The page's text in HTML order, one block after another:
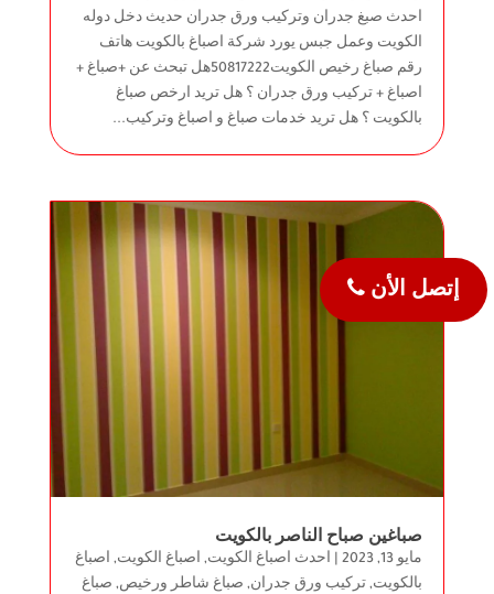
احدث صبغ جدران وتركيب ورق جدران حديث دخل دوله
الكويت وعمل جبس يورد شركة اصباغ بالكويت هاتف
رقم صباغ رخيص الكويت50817222هل تبحث عن +صباغ +
اصباغ + تركيب ورق جدران ؟ هل تريد ارخص صباغ
بالكويت ؟ هل تريد خدمات صباغ و اصباغ وتركيب...
صباغين صباح الناصر بالكويت
مايو 13, 2023 | احدث اصباغ الكويت, اصباغ الكويت, اصباغ
بالكويت, تركيب ورق جدران, صباغ شاطر ورخيص, صباغ
إتصل الأن